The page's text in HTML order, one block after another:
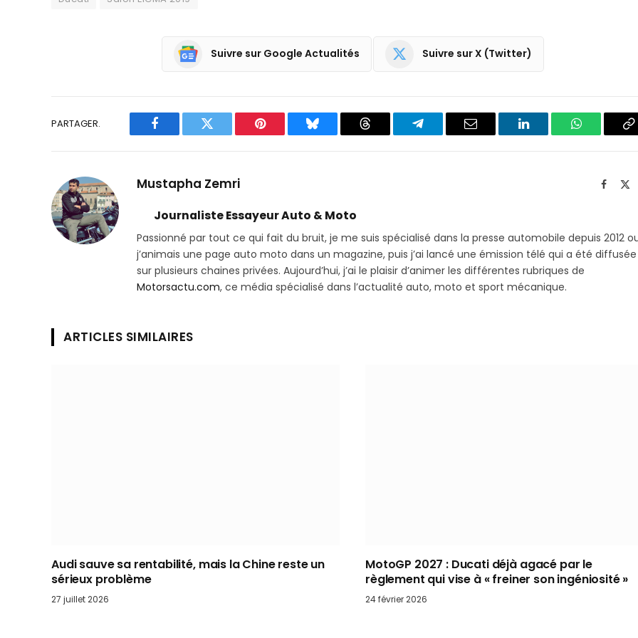
Suivre sur Google Actualités Suivre sur X (Twitter)
PARTAGER.
Facebook Twitter Pinterest Bluesky Threads
Partager
Email LinkedIn WhatsApp
Mustapha Zemri
Journaliste Essayeur Auto & Moto
Passionné par tout ce qui fait du bruit, je me suis spécialisé dans la presse automobile depuis 2012
j’animais une page auto moto dans un magazine, puis j’ai lancé une émission télé qui a été diffusée
sur plusieurs chaines privées. Aujourd’hui, j’ai le plaisir d’animer les différentes rubriques de
Motorsactu.com, ce média spécialisé dans l’actualité auto, moto et sport mécanique.
ARTICLES SIMILAIRES
Audi sauve sa rentabilité, mais la Chine reste un
sérieux problème
27 juillet 2026
MotoGP 2027 : Ducati déjà agacé par le
règlement qui vise à « freiner son ingéniosité »
24 février 2026